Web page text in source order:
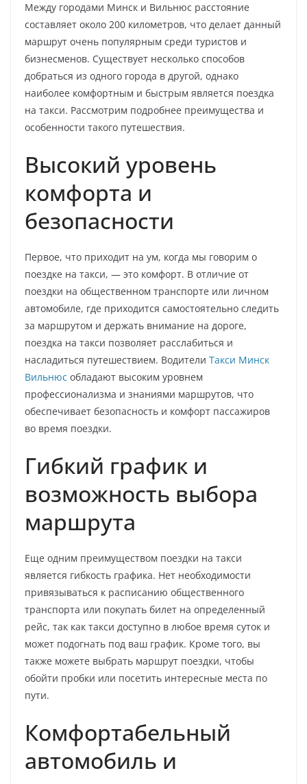
Между городами Минск и Вильнюс расстояние
составляет около 200 километров, что делает данный
маршрут очень популярным среди туристов и
бизнесменов. Существует несколько способов
добраться из одного города в другой, однако
наиболее комфортным и быстрым является поездка
на такси. Рассмотрим подробнее преимущества и
особенности такого путешествия.
Высокий уровень
комфорта и
безопасности
Первое, что приходит на ум, когда мы говорим о
поездке на такси, — это комфорт. В отличие от
поездки на общественном транспорте или личном
автомобиле, где приходится самостоятельно следить
за маршрутом и держать внимание на дороге,
поездка на такси позволяет расслабиться и
насладиться путешествием. Водители Такси Минск
Вильнюс обладают высоким уровнем
профессионализма и знаниями маршрутов, что
обеспечивает безопасность и комфорт пассажиров
во время поездки.
Гибкий график и
возможность выбора
маршрута
Еще одним преимуществом поездки на такси
является гибкость графика. Нет необходимости
привязываться к расписанию общественного
транспорта или покупать билет на определенный
рейс, так как такси доступно в любое время суток и
может подогнать под ваш график. Кроме того, вы
также можете выбрать маршрут поездки, чтобы
обойти пробки или посетить интересные места по
пути.
Комфортабельный
автомобиль и